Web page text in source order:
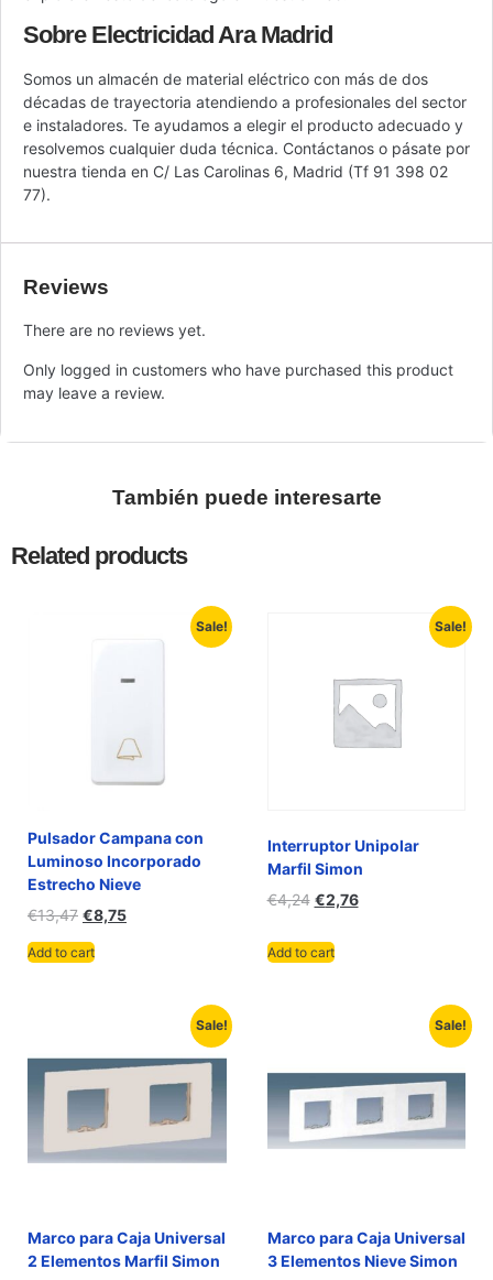
Sobre Electricidad Ara Madrid
Somos un almacén de material eléctrico con más de dos
décadas de trayectoria atendiendo a profesionales del sector
e instaladores. Te ayudamos a elegir el producto adecuado y
resolvemos cualquier duda técnica. Contáctanos o pásate por
nuestra tienda en C/ Las Carolinas 6, Madrid (Tf 91 398 02
77).
Reviews
There are no reviews yet.
Only logged in customers who have purchased this product
may leave a review.
También puede interesarte
Related products
Sale!
Pulsador Campana con
Luminoso Incorporado
Estrecho Nieve
€13,47 €8,75
Add to cart
Sale!
Interruptor Unipolar
Marfil Simon
€4,24 €2,76
Add to cart
Sale!
Marco para Caja Universal
2 Elementos Marfil Simon
Sale!
Marco para Caja Universal
3 Elementos Nieve Simon